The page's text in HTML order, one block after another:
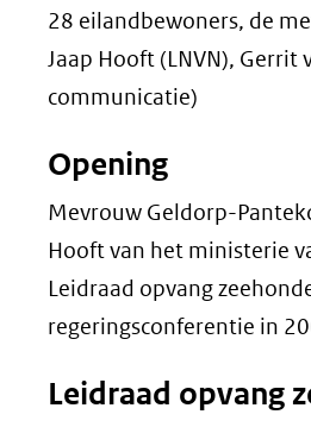
28 eilandbewoners, de
Jaap Hooft (LNVN), Gerrit
communicatie)
Opening
Mevrouw Geldorp-
Hooft van het ministerie
Leidraad opvang
regeringsconferentie in
Leidraad opvang